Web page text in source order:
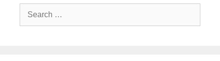
Search